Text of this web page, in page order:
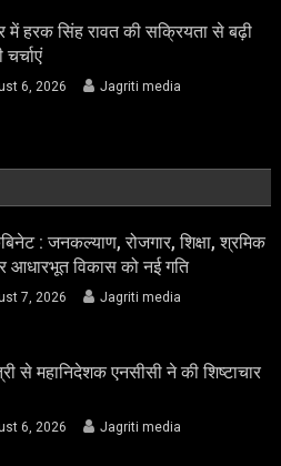
में हरक सिंह रावत की सक्रियता से बढ़ी
चर्चाएं
6, 2026 Jagriti media
: जनकल्याण, रोजगार, शिक्षा, श्रमिक
आधारभूत विकास को नई गति
7, 2026 Jagriti media
से महानिदेशक एनसीसी ने की शिष्टाचार
6, 2026 Jagriti media